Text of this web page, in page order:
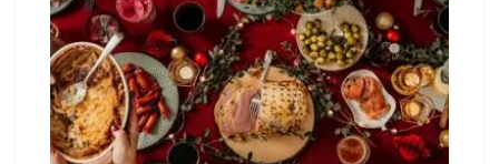
Πρόκειται για μία δημιουργική εξερεύνηση στον Χορό και τη
Μουσική μέσα από δύο διαδικτυακά εργαστήρια που
πραγματοποιούνται με όρους εξ αποστάσεως ασύγχρονης
εκπαίδευσης